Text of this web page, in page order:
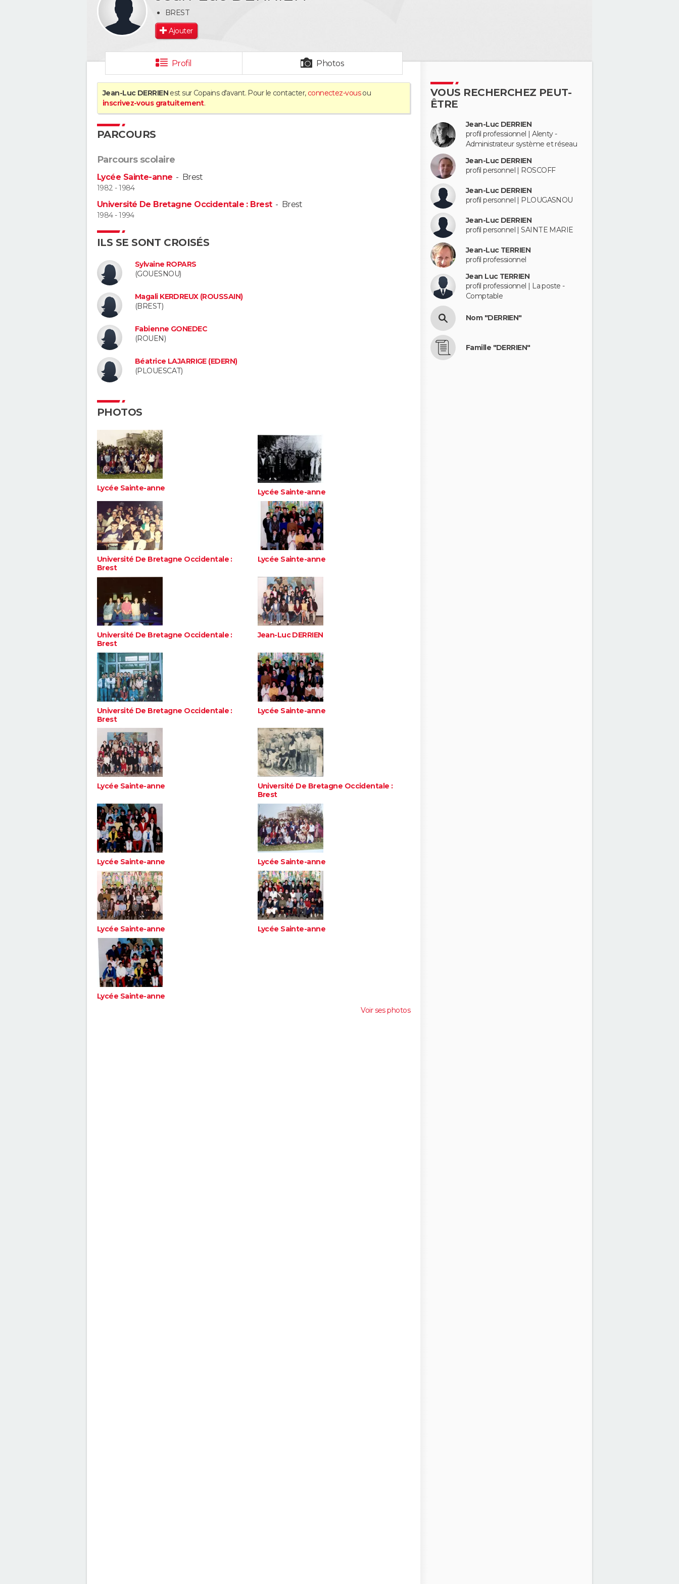
BREST
Ajouter
Profil Photos
Jean-Luc DERRIEN est sur Copains d'avant. Pour le contacter, connectez-vousou
inscrivez-vous gratuitement.
PARCOURS
Parcours scolaire
Lycée Sainte-anne - Brest
1982 - 1984
Université De Bretagne Occidentale : Brest- Brest
1984 - 1994
ILS SE SONT CROISÉS
Sylvaine ROPARS
(GOUESNOU)
Magali KERDREUX (ROUSSAIN)
(BREST)
Fabienne GONEDEC
(ROUEN)
Béatrice LAJARRIGE (EDERN)
(PLOUESCAT)
PHOTOS
Lycée Sainte-anne Lycée Sainte-anne
Université De Bretagne Occidentale :
Brest
Lycée Sainte-anne
Université De Bretagne Occidentale :
Brest
Jean-Luc DERRIEN
Université De Bretagne Occidentale :
Brest
Lycée Sainte-anne
Lycée Sainte-anne
Université De Bretagne Occidentale :
Brest
Lycée Sainte-anne Lycée Sainte-anne
Lycée Sainte-anne Lycée Sainte-anne
Lycée Sainte-anne
Voir ses photos
VOUS RECHERCHEZ PEUT-
ÊTRE
Jean-Luc DERRIEN
profil professionnel | Alenty -
Administrateur système et réseau
Jean-Luc DERRIEN
profil personnel | ROSCOFF
Jean-Luc DERRIEN
profil personnel | PLOUGASNOU
Jean-Luc DERRIEN
profil personnel | SAINTE MARIE
Jean-Luc TERRIEN
profil professionnel
Jean Luc TERRIEN
profil professionnel | La poste -
Comptable
Nom "DERRIEN"
Famille "DERRIEN"